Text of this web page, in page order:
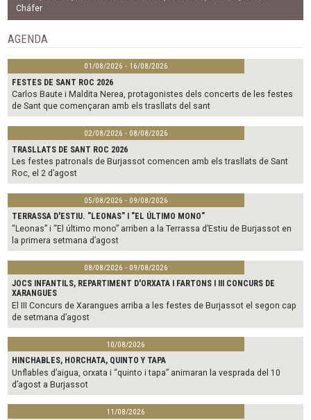
o
o
r
Cháfer
AGENDA
01/08/2026 - 16/08/2026
FESTES DE SANT ROC 2026
Carlos Baute i Maldita Nerea, protagonistes dels concerts de les festes
de Sant que començaran amb els trasllats del sant
02/08/2026 - 08/08/2026
TRASLLATS DE SANT ROC 2026
Les festes patronals de Burjassot comencen amb els trasllats de Sant
Roc, el 2 d’agost
05/08/2026 - 09/08/2026
TERRASSA D'ESTIU. "LEONAS" I "EL ÚLTIMO MONO"
“Leonas” i “El último mono” arriben a la Terrassa d’Estiu de Burjassot en
la primera setmana d’agost
08/08/2026 - 09/08/2026
JOCS INFANTILS, REPARTIMENT D'ORXATA I FARTONS I III CONCURS DE
XARANGUES
El III Concurs de Xarangues arriba a les festes de Burjassot el segon cap
de setmana d’agost
10/08/2026
HINCHABLES, HORCHATA, QUINTO Y TAPA
Unflables d’aigua, orxata i “quinto i tapa” animaran la vesprada del 10
d’agost a Burjassot
11/08/2026